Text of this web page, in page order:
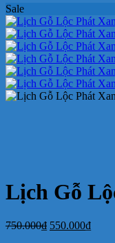
ở
In
Sale
Lịch Gỗ
750.000₫ Giá
550.000₫Giá